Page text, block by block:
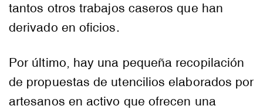
tantos otros trabajos caseros que han
derivado en oficios.
Por último, hay una pequeña recopilación
de propuestas de utencilios elaborados por
artesanos en activo que ofrecen una